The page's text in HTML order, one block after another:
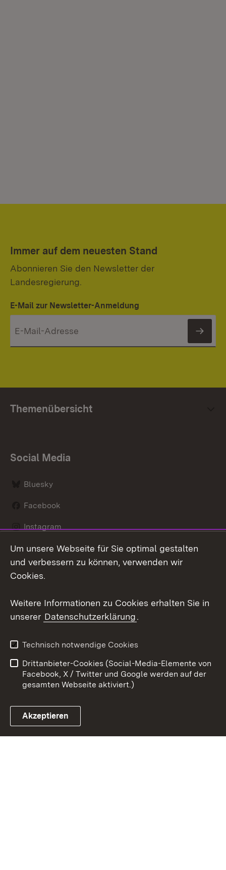
Immer auf dem neuesten Stand
Abonnieren Sie den Newsletter der
Landesregierung.
E-Mail zur Newsletter-Anmeldung
Themenübersicht
Social Media
Bluesky
Facebook
Instagram
LinkedIn
Link zum Landesportal
Datenschutz
Barrierefreiheit
Impressum
Cookies
Um unsere Webseite für Sie optimal gestalten
und verbessern zu können, verwenden wir
Cookies.
Weitere Informationen zu Cookies erhalten Sie in
unserer Datenschutzerklärung.
Technisch notwendige Cookies
Drittanbieter-Cookies (Social-Media-Elemente von
Facebook, X / Twitter und Google werden auf der
gesamten Webseite aktiviert.)
Akzeptieren